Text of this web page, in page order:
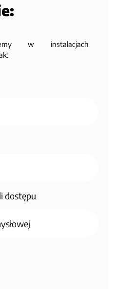
w instalacjach
dostępu